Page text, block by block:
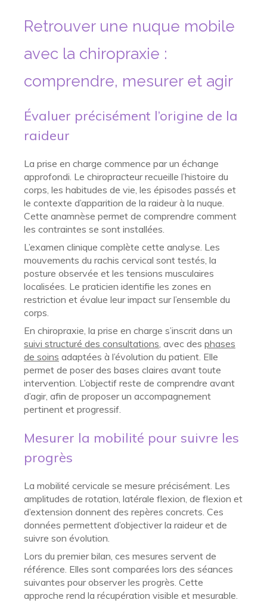
Retrouver une nuque mobile
avec la chiropraxie :
comprendre, mesurer et agir
Évaluer précisément l’origine de la
raideur
La prise en charge commence par un échange
approfondi. Le chiropracteur recueille l’histoire du
corps, les habitudes de vie, les épisodes passés et
le contexte d’apparition de la raideur à la nuque.
Cette anamnèse permet de comprendre comment
les contraintes se sont installées.
L’examen clinique complète cette analyse. Les
mouvements du rachis cervical sont testés, la
posture observée et les tensions musculaires
localisées. Le praticien identifie les zones en
restriction et évalue leur impact sur l’ensemble du
corps.
En chiropraxie, la prise en charge s’inscrit dans un
suivi structuré des consultations , avec des phases
de soins adaptées à l’évolution du patient. Elle
permet de poser des bases claires avant toute
intervention. L’objectif reste de comprendre avant
d’agir, afin de proposer un accompagnement
pertinent et progressif.
Mesurer la mobilité pour suivre les
progrès
La mobilité cervicale se mesure précisément. Les
amplitudes de rotation, latérale flexion, de flexion et
d’extension donnent des repères concrets. Ces
données permettent d’objectiver la raideur et de
suivre son évolution.
Lors du premier bilan, ces mesures servent de
référence. Elles sont comparées lors des séances
suivantes pour observer les progrès. Cette
approche rend la récupération visible et mesurable.